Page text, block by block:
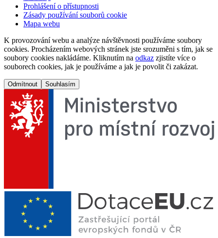
Prohlášení o přístupnosti
Zásady používání souborů cookie
Mapa webu
K provozování webu a analýze návštěvnosti používáme soubory
cookies. Procházením webových stránek jste srozuměni s tím, jak se
soubory cookies nakládáme. Kliknutím na odkaz zjistíte více o
souborech cookies, jak je používáme a jak je povolit či zakázat.
Odmítnout Souhlasím